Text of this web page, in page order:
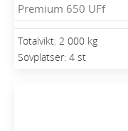
Premium 650 UFf
Totalvikt: 2 000 kg
Sovplatser: 4 st